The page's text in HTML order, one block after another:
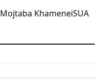
Mojtaba KhameneiSUA